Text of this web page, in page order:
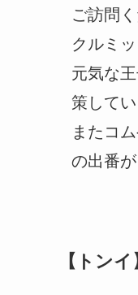
ご訪問
クルミ
元気な
策してい
またコ
の出番
【トン